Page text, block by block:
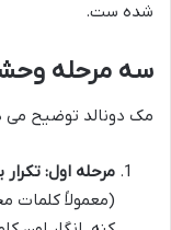
شده ست.
سه مرحله
مک دونالد توضیح می
مرحله اول:
(معمولاً کلمات